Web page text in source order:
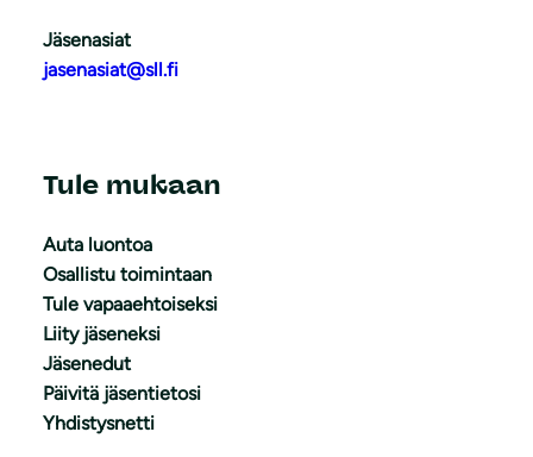
Jäsenasiat
jasenasiat@sll.fi
Tule mukaan
Auta luontoa
Osallistu toimintaan
Tule vapaaehtoiseksi
Liity jäseneksi
Jäsenedut
Päivitä jäsentietosi
Yhdistysnetti